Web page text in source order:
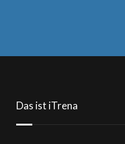
Das ist iTrena